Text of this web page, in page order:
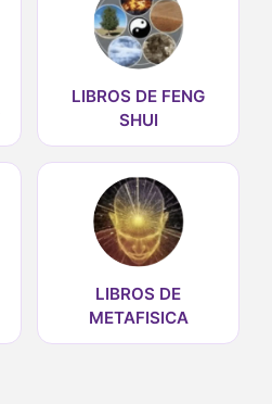
LIBROS DE FENG
SHUI
LIBROS DE
METAFISICA